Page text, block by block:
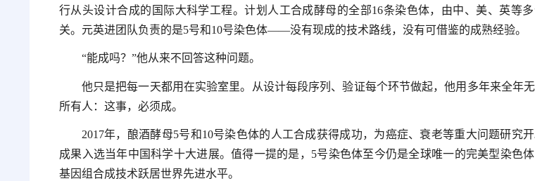
行从头设计合成的国际大科学工程。计划人工合成酵母的全部16条染色体，由中、美、英等
关。元英进团队负责的是5号和10号染色体——没有现成的技术路线，没有可借鉴的成熟经验。
“能成吗？”他从来不回答这种问题。
他只是把每一天都用在实验室里。从设计每段序列、验证每个环节做起，他用多年来全年
所有人：这事，必须成。
2017年，酿酒酵母5号和10号染色体的人工合成获得成功，为癌症、衰老等重大问题研究开
成果入选当年中国科学十大进展。值得一提的是，5号染色体至今仍是全球唯一的完美型染色
基因组合成技术跃居世界先进水平。